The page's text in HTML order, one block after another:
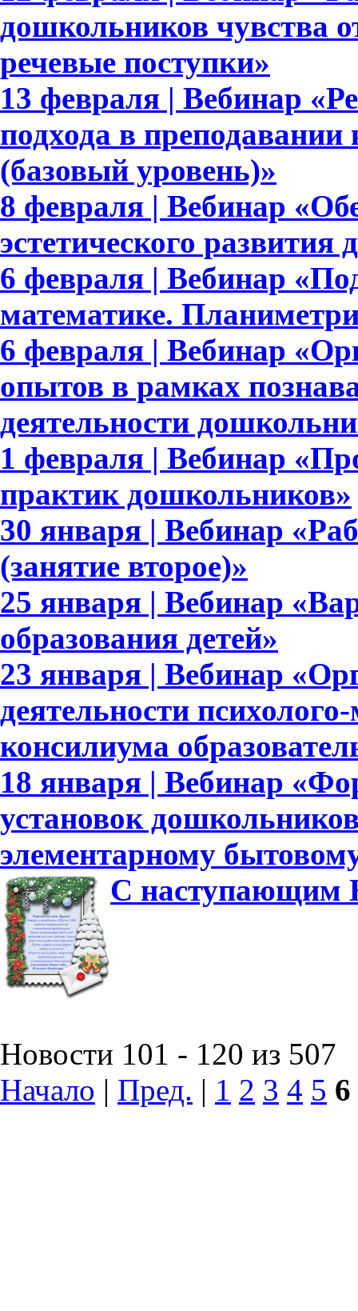
дошкольников чувства
речевые поступки»
13 февраля | Вебинар
подхода в преподавании
(базовый уровень)»
8 февраля | Вебинар
эстетического развития
6 февраля | Вебинар
математике.
6 февраля | Вебинар
опытов в рамках
деятельности
1 февраля | Вебинар
практик дошкольников»
30 января | Вебинар
(занятие второе)»
25 января | Вебинар
образования детей»
23 января | Вебинар
деятельности
консилиума
18 января | Вебинар
установок
элементарному
С наступающим
Новости 101 - 120 из 507
Начало | Пред. | 1 2 3 4 5 6